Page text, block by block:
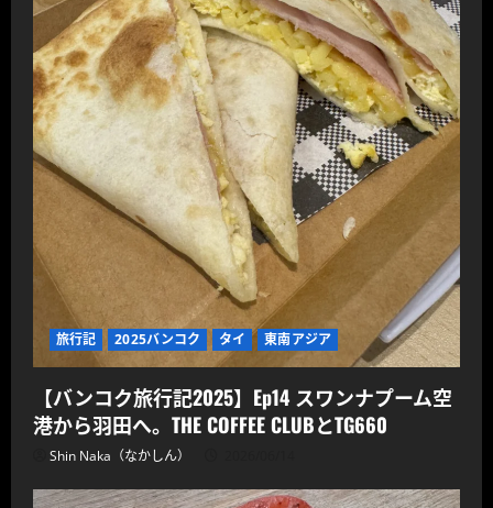
旅行記 2025バンコク タイ 東南アジア
【バンコク旅行記2025】Ep14 スワンナプーム空
港から羽田へ。THE COFFEE CLUBとTG660
Shin Naka（なかしん）